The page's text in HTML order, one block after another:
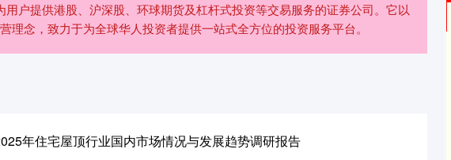
户提供港股、沪深股、环球期货及杠杆式投资等交易服务的证券公司。它以
理念，致力于为全球华人投资者提供一站式全方位的投资服务平台。
年住宅屋顶行业国内市场情况与发展趋势调研报告